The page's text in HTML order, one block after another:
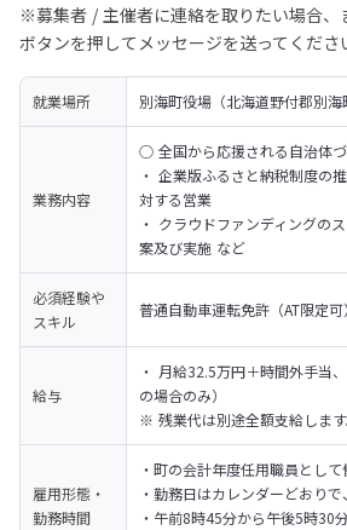
※募集者 / 主催者に連絡を取りたい場合、
ボタンを押してメッセージを送ってくださ
就業場所 別海町役場（北海道野付郡別海
業務内容
○ 全国から応援される自治体
・ 企業版ふるさと納税制度の
対する営業
・ クラウドファンディングの
案及び実施 など
必須経験や
スキル
普通自動車運転免許（AT限定可）
給与
・ 月給32.5万円＋時間外手当
の場合のみ）
※ 残業代は別途全額支給します
雇用形態・
勤務時間
・町の会計年度任用職員とし
・勤務日はカレンダーどおり
・午前8時45分から午後5時30